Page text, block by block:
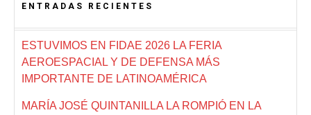
ENTRADAS RECIENTES
ESTUVIMOS EN FIDAE 2026 LA FERIA
AEROESPACIAL Y DE DEFENSA MÁS
IMPORTANTE DE LATINOAMÉRICA
MARÍA JOSÉ QUINTANILLA LA ROMPIÓ EN LA